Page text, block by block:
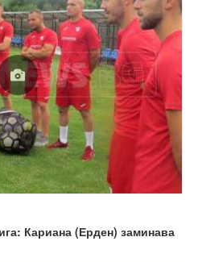
Кариана (Ерден) заминава